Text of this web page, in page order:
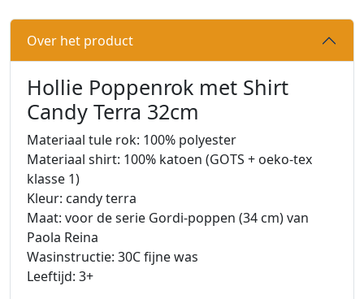
Over het product
Hollie Poppenrok met Shirt
Candy Terra 32cm
Materiaal tule rok: 100% polyester
Materiaal shirt: 100% katoen (GOTS + oeko-tex
klasse 1)
Kleur: candy terra
Maat: voor de serie Gordi-poppen (34 cm) van
Paola Reina
Wasinstructie: 30C fijne was
Leeftijd: 3+